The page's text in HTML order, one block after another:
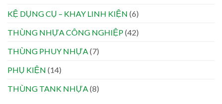
KỆ DỤNG CỤ – KHAY LINH KIỆN (6)
THÙNG NHỰA CÔNG NGHIỆP(42)
THÙNG PHUY NHỰA (7)
PHỤ KIỆN (14)
THÙNG TANK NHỰA (8)